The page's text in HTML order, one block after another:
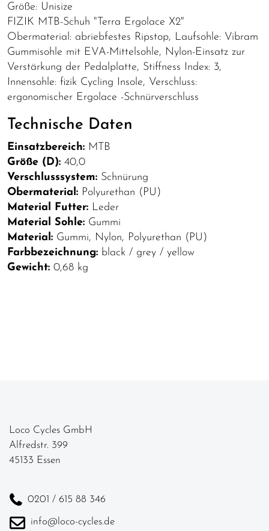
Größe: Unisize
FIZIK MTB-Schuh "Terra Ergolace X2"
Obermaterial: abriebfestes Ripstop, Laufsohle: Vibram
Gummisohle mit EVA-Mittelsohle, Nylon-Einsatz zur
Verstärkung der Pedalplatte, Stiffness Index: 3,
Innensohle: fizik Cycling Insole, Verschluss:
ergonomischer Ergolace -Schnürverschluss
Technische Daten
Einsatzbereich: MTB
Größe (D): 40,0
Verschlusssystem: Schnürung
Obermaterial: Polyurethan (PU)
Material Futter: Leder
Material Sohle: Gummi
Material: Gummi, Nylon, Polyurethan (PU)
Farbbezeichnung: black / grey / yellow
Gewicht: 0,68 kg
Loco Cycles GmbH
Alfredstr. 399
45133 Essen
0201 / 615 88 346
info@loco-cycles.de